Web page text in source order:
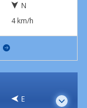
N
4 km/h
E